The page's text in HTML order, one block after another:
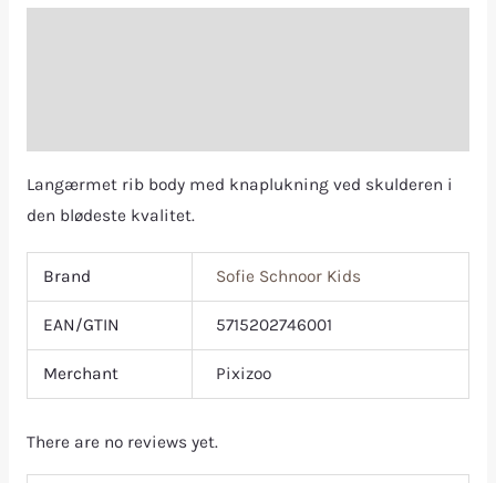
Langærmet rib body med knaplukning ved skulderen i
den blødeste kvalitet.
Brand Sofie Schnoor Kids
EAN/GTIN 5715202746001
Merchant Pixizoo
There are no reviews yet.